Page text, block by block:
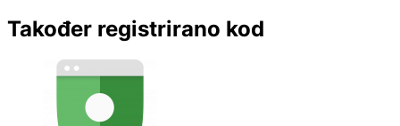
Također registrirano kod